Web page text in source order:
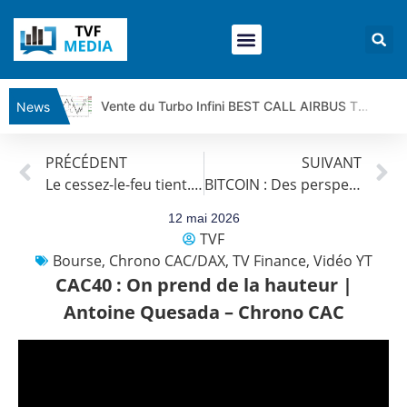
News
Vente du Turbo Infini BEST CALL AIRBUS TY80V à 3,45 € (+118 %)
Vente du Turbo infini BEST PUT COINBASE WO83V à 0,51 € (+46 %)
Jean Marie Seronie :Loi agricole : vraie réforme ou simple réponse à la colère ?| Interview Éco
PRÉCÉDENT
Le cessez-le-feu tient. Le reste du monde, moins. | par Louis-Antoine Michelet
SUIVANT
BITCOIN : Des perspectives encourageantes ? | Bernard Prats-Desclaux – Market Movers
12 mai 2026
TVF
Bourse, Chrono CAC/DAX, TV Finance, Vidéo YT
CAC40 : On prend de la hauteur |
Antoine Quesada – Chrono CAC